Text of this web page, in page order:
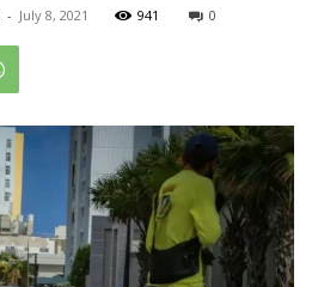
- July 8, 2021 941 0